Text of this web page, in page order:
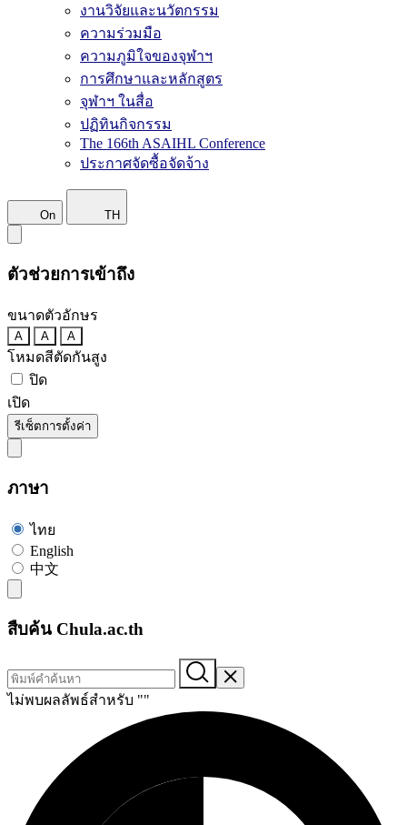
งานวิจัยและนวัตกรรม
ความร่วมมือ
ความภูมิใจของจุฬาฯ
การศึกษาและหลักสูตร
จุฬาฯ ในสื่อ
ปฏิทินกิจกรรม
The 166th ASAIHL Conference
ประกาศจัดซื้อจัดจ้าง
On TH
ตัวช่วยการเข้าถึง
ขนาดตัวอักษร
A A A
โหมดสีตัดกันสูง
ปิด
เปิด
รีเซ็ตการตั้งค่า
ภาษา
ไทย
English
中文
สืบค้น Chula.ac.th
ไม่พบผลลัพธ์สำหรับ ""